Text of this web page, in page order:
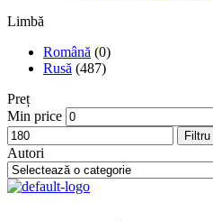
Limbă
Română (0)
Rusă (487)
Preț
Min price
Filtru
Autori